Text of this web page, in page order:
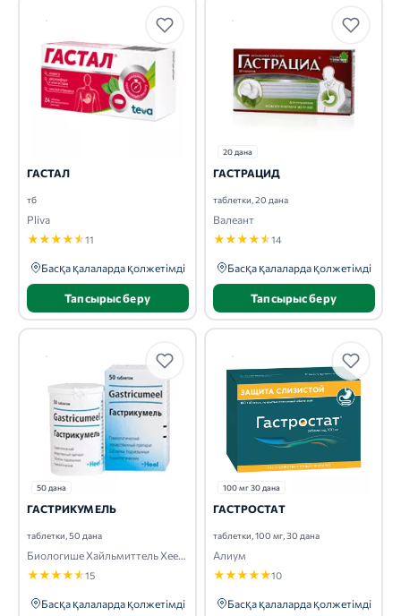
ГАСТАЛ
тб
Pliva
★★★★★11
Басқа қалаларда қолжетімді
Тапсырыс беру
20 дана
ГАСТРАЦИД
таблетки, 20 дана
Валеант
★★★★★14
Басқа қалаларда қолжетімді
Тапсырыс беру
50 дана
ГАСТРИКУМЕЛЬ
таблетки, 50 дана
Биологише Хайльмиттель Хеель
★★★★★15
Басқа қалаларда қолжетімді
100 мг 30 дана
ГАСТРОСТАТ
таблетки, 100 мг, 30 дана
Алиум
★★★★★10
Басқа қалаларда қолжетімді